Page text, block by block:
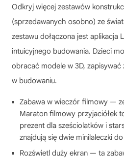
Odkryj więcej zestawów
(sprzedawanych osobno) ze
zestawu dołączona jest aplikacja
intuicyjnego budowania. Dzieci
obracać modele w 3D,
w budowaniu.
Zabawa w wieczór filmowy —
Maraton filmowy przyjaciółek
prezent dla sześciolatków i
znajdują się dwie minilaleczki
Rozświetl duży ekran — ta